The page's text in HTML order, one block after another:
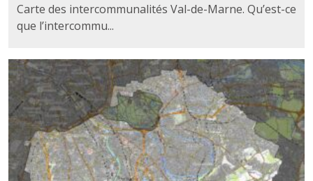
Carte des intercommunalités Val-de-Marne. Qu’est-ce
que l’intercommu...